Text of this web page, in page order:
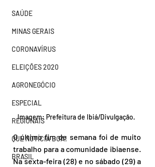
SAÚDE
MINAS GERAIS
CORONAVÍRUS
ELEIÇÕES 2020
AGRONEGÓCIO
ESPECIAL
REGIONAIS
QUE NOTÍCIA BOA!
BRASIL
Imagem: Prefeitura de Ibiá/Divulgação.
O último fim de semana foi de muito
trabalho para a comunidade ibiaense.
Na sexta-feira (28) e no sábado (29) a